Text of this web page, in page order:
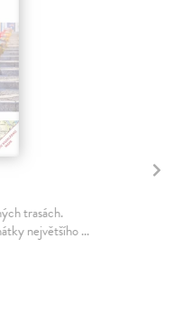
trasách.
největšího ...